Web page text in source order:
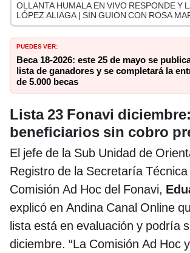
OLLANTA HUMALA EN VIVO RESPONDE Y
LÓPEZ ALIAGA | SIN GUION CON ROSA
PUEDES VER:
Beca 18-2026: este 25 de mayo se
lista de ganadores y se completará la
de 5.000 becas
Lista 23 Fonavi
beneficiarios sin cobro
El jefe de la Sub Unidad de
Registro de la Secretaría Técnica
Comisión Ad Hoc del Fonavi,
explicó en Andina Canal Online
lista está en evaluación y podría
diciembre. “La Comisión Ad Hoc